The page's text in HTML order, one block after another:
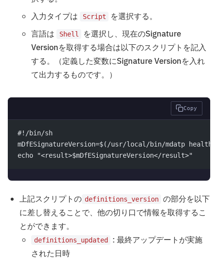
入力タイプは
Script
を選択する。
言語は
Shell
を選択し、現在のSignature
Versionを取得する場合は以下のスクリプトを記入
する。（定義した変数にSignature Versionを入れ
て出力するものです。）
Copy
#!/bin/sh
mDfESignatureVersion=$(/usr/local/bin/mdatp
echo "<result>$mDfESignatureVersion</result>"
上記スクリプトの definitions_version の部分を以下
に差し替えることで、他の切り口で情報を取得するこ
とができます。
definitions_updated
: 最終アップデートが実施
された日時